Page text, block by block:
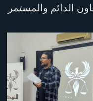
الدائم والمستمر